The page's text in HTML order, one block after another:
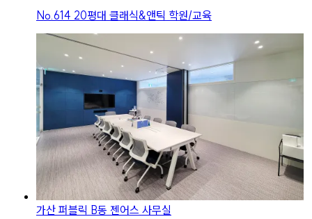
No.614 20평대 클래식&앤틱 학원/교육
가산 퍼블릭 B동 젠어스 사무실